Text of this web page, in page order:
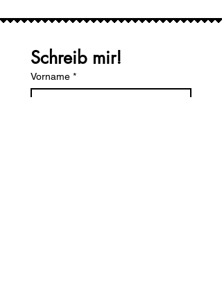
Schreib mir!
Vorname *